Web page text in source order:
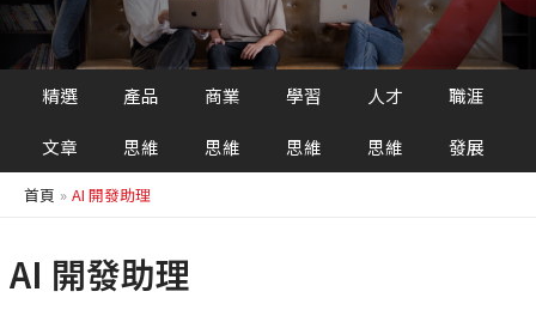
精選
文章
產品
思維
商業
思維
學習
思維
人才
思維
職涯
發展
首頁 AI 開發助理
AI 開發助理